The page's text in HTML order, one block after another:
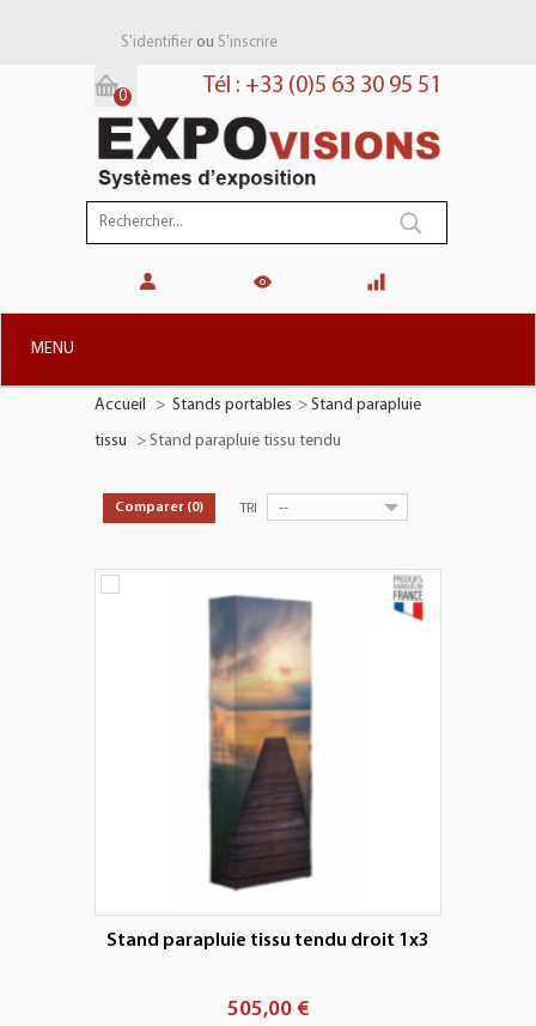
S'identifierou S'inscrire
Tél : +33 (0)5 63 30 95 51
Panier:
0
MENU
STANDS MODULAIRES
IMPRESSION GRAND FORMAT
Accueil > Stands portables > Stand parapluie
tissu
> Stand parapluie tissu tendu
Comparer (0) TRI --
Stand parapluie tissu tendu droit 1x3
505,00 €